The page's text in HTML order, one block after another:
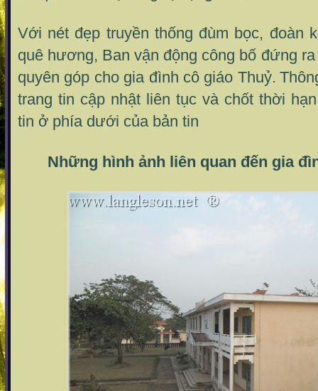
Với nét đẹp truyền thống đùm bọc, đoàn
quê hương, Ban vận động công bố đứng
quyên góp cho gia đình cô giáo Thuỷ.
trang tin cập nhật liên tục và chốt thời
tin ở phía dưới của bản tin
Những hình ảnh liên quan đến gia